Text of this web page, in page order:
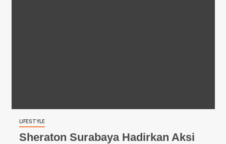
LIFESTYLE
Sheraton Surabaya Hadirkan Aksi